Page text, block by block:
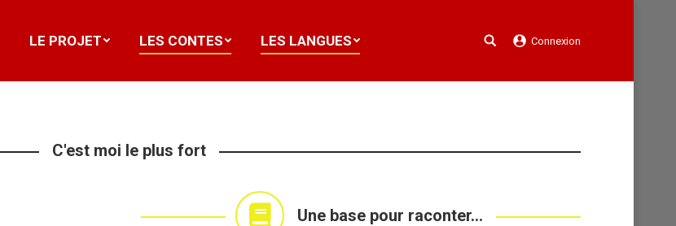
LE PROJET LES CONTES LES LANGUES Search: Connexion
C'est moi le plus fort
Une base pour raconter...
LE PROJET LES CONTES LES LANGUES Search: